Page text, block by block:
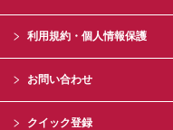
利用規約・個人情報保護
お問い合わせ
クイック登録